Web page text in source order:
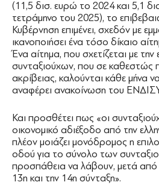
(11,5 δισ. ευρώ το 2024 και 5,1
τετράμηνο του 2025), το
Κυβέρνηση επιμένει, σχεδόν με
ικανοποιήσει ένα τόσο δίκαιο
Ένα αίτημα, που σχετίζεται με
συνταξιούχων, που σε καθεστώς
ακρίβειας, καλούνται κάθε μήνα
αναφέρει ανακοίνωση του
Και προσθέτει πως «οι
οικονομικό αδιέξοδο από την
πλέον μοιάζει μονόδρομος η
οδού για το σύνολο των
προσπάθεια να λάβουν, μετά από
13η και την 14η σύνταξη».